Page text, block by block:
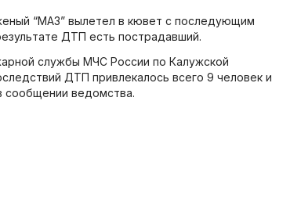
“МАЗ” вылетел в кювет с последующим
ДТП есть пострадавший.
службы МЧС России по Калужской
ДТП привлекалось всего 9 человек и
сообщении ведомства.